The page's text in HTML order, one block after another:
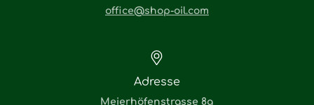
office@shop-oil.com
Adresse
Meierhöfenstrasse 8a